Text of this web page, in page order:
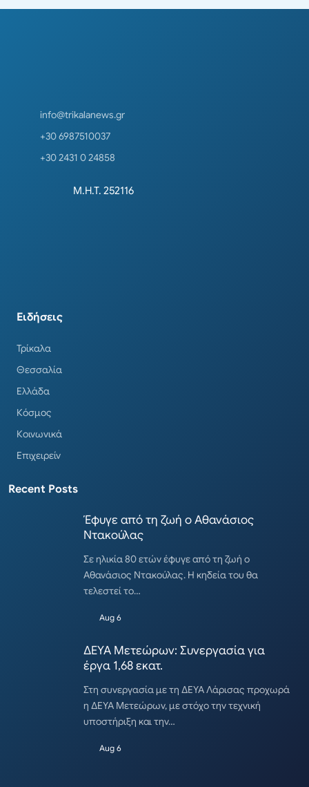
info@trikalanews.gr
+30 6987510037
+30 2431 0 24858
Μ.Η.Τ. 252116
Ειδήσεις
Τρίκαλα
Θεσσαλία
Ελλάδα
Κόσμος
Κοινωνικά
Επιχειρείν
Recent Posts
Έφυγε από τη ζωή ο Αθανάσιος
Ντακούλας
Σε ηλικία 80 ετών έφυγε από τη ζωή ο
Αθανάσιος Ντακούλας. Η κηδεία του θα
τελεστεί το…
Aug 6
ΔΕΥΑ Μετεώρων: Συνεργασία για
έργα 1,68 εκατ.
Στη συνεργασία με τη ΔΕΥΑ Λάρισας προχωρά
η ΔΕΥΑ Μετεώρων, με στόχο την τεχνική
υποστήριξη και την…
Aug 6